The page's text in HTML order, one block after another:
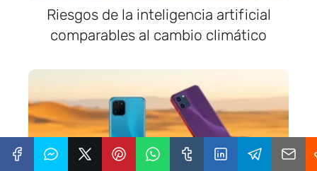
Riesgos de la inteligencia artificial
comparables al cambio climático